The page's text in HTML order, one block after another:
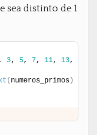
sea distinto de 1
3, 5, 7, 11, 13
( numeros_primos )